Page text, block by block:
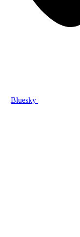
Bluesky